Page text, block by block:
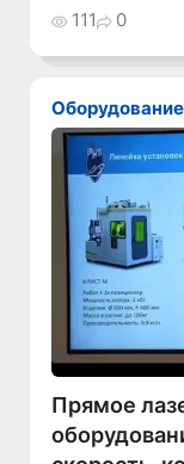
111 0
Прямое